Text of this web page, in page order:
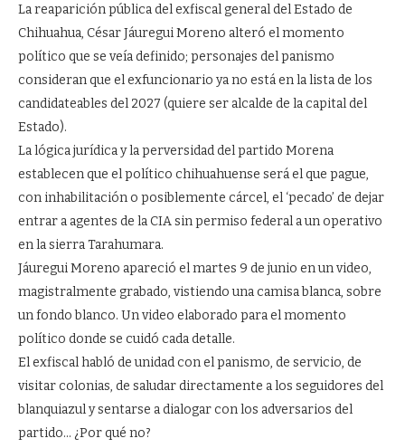
La reaparición pública del exfiscal general del Estado de
Chihuahua, César Jáuregui Moreno alteró el momento
político que se veía definido; personajes del panismo
consideran que el exfuncionario ya no está en la lista de los
candidateables del 2027 (quiere ser alcalde de la capital del
Estado).
La lógica jurídica y la perversidad del partido Morena
establecen que el político chihuahuense será el que pague,
con inhabilitación o posiblemente cárcel, el ‘pecado’ de dejar
entrar a agentes de la CIA sin permiso federal a un operativo
en la sierra Tarahumara.
Jáuregui Moreno apareció el martes 9 de junio en un video,
magistralmente grabado, vistiendo una camisa blanca, sobre
un fondo blanco. Un video elaborado para el momento
político donde se cuidó cada detalle.
El exfiscal habló de unidad con el panismo, de servicio, de
visitar colonias, de saludar directamente a los seguidores del
blanquiazul y sentarse a dialogar con los adversarios del
partido… ¿Por qué no?